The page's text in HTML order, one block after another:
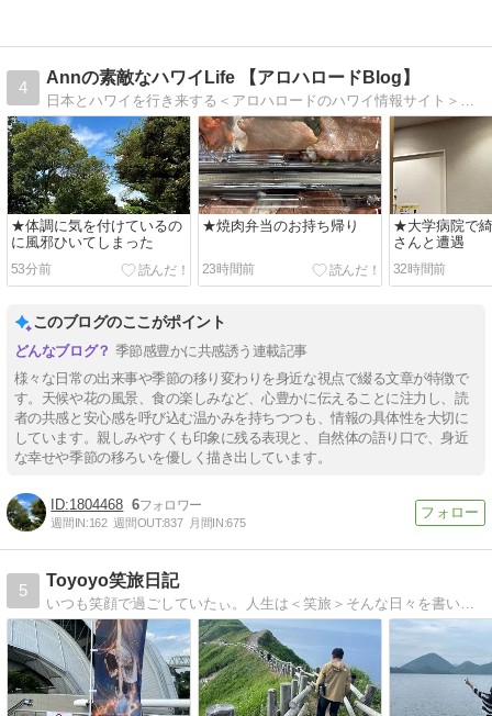
4
Annの素敵なハワイLife 【アロハロードBlog】
日本とハワイを行き来する＜アロハロードのハワイ情報サイト＞スタッフ Ann が、日常の出来事やトピック、ハワイの最新情報、ハワイの写真を毎日お届けします。
★体調に気を付けているの
に風邪ひいてしまった
53分前
★焼肉弁当のお持ち帰り
23時間前
★大学病院で
さんと遭遇
32時間前
このブログのここがポイント
季節感豊かに共感誘う連載記事
様々な日常の出来事や季節の移り変わりを身近な視点で綴る文章が特徴で
す。天候や花の風景、食の楽しみなど、心豊かに伝えることに注力し、読
者の共感と安心感を呼び込む温かみを持ちつつも、情報の具体性を大切に
しています。親しみやすくも印象に残る表現と、自然体の語り口で、身近
な幸せや季節の移ろいを優しく描き出しています。
1804468 6
週間IN:162 週間OUT:837 月間IN:675
5
Toyoyo笑旅日記
いつも笑顔で過ごしていたぃ。人生は＜笑旅＞そんな日々を書いています。